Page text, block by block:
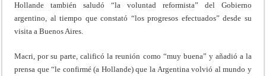
Hollande también saludó “la voluntad reformista” del Gobierno
argentino, al tiempo que constató “los progresos efectuados” desde su
visita a Buenos Aires.
Macri, por su parte, calificó la reunión como “muy buena” y añadió a la
prensa que “le confirmé (a Hollande) que la Argentina volvió al mundo y